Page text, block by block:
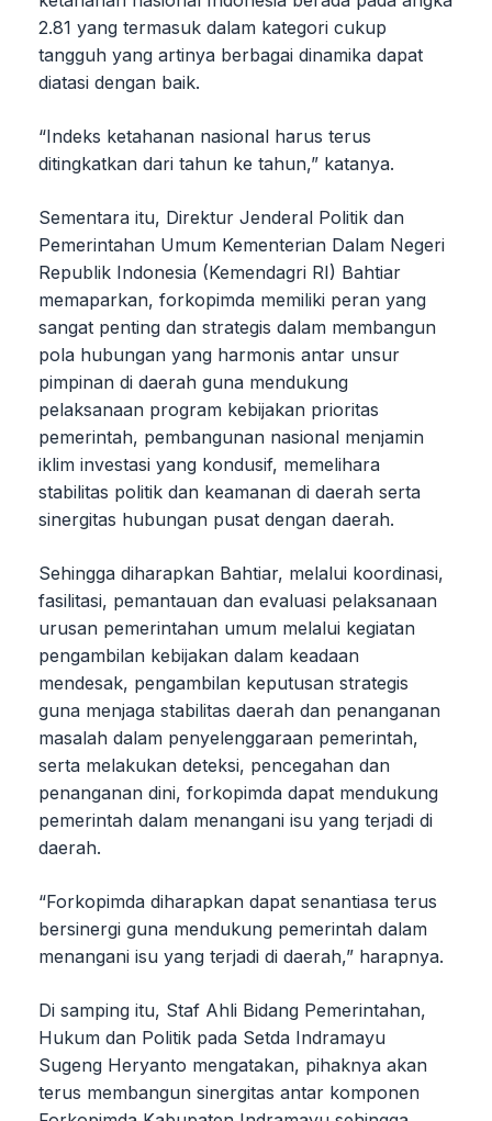
2.81 yang termasuk dalam kategori cukup
tangguh yang artinya berbagai dinamika dapat
diatasi dengan baik.
“Indeks ketahanan nasional harus terus
ditingkatkan dari tahun ke tahun,” katanya.
Sementara itu, Direktur Jenderal Politik dan
Pemerintahan Umum Kementerian Dalam Negeri
Republik Indonesia (Kemendagri RI) Bahtiar
memaparkan, forkopimda memiliki peran yang
sangat penting dan strategis dalam membangun
pola hubungan yang harmonis antar unsur
pimpinan di daerah guna mendukung
pelaksanaan program kebijakan prioritas
pemerintah, pembangunan nasional menjamin
iklim investasi yang kondusif, memelihara
stabilitas politik dan keamanan di daerah serta
sinergitas hubungan pusat dengan daerah.
Sehingga diharapkan Bahtiar, melalui koordinasi,
fasilitasi, pemantauan dan evaluasi pelaksanaan
urusan pemerintahan umum melalui kegiatan
pengambilan kebijakan dalam keadaan
mendesak, pengambilan keputusan strategis
guna menjaga stabilitas daerah dan penanganan
masalah dalam penyelenggaraan pemerintah,
serta melakukan deteksi, pencegahan dan
penanganan dini, forkopimda dapat mendukung
pemerintah dalam menangani isu yang terjadi di
daerah.
“Forkopimda diharapkan dapat senantiasa terus
bersinergi guna mendukung pemerintah dalam
menangani isu yang terjadi di daerah,” harapnya.
Di samping itu, Staf Ahli Bidang Pemerintahan,
Hukum dan Politik pada Setda Indramayu
Sugeng Heryanto mengatakan, pihaknya akan
terus membangun sinergitas antar komponen